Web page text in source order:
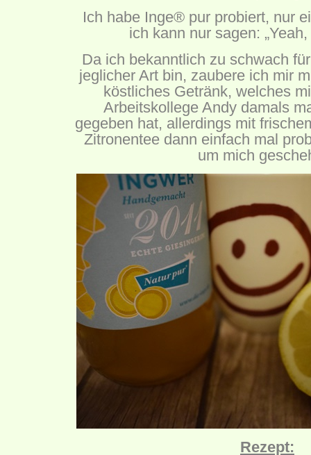
Ich habe Inge® pur probiert, nur
ich kann nur sagen:
Da ich bekanntlich zu schwach
jeglicher Art bin, zaubere ich mir
köstliches Getränk, welches
Arbeitskollege Andy damals
gegeben hat, allerdings mit
Zitronentee dann einfach mal
um mich
Rezept: